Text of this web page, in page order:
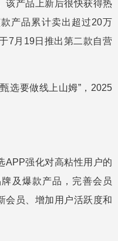
该产品上新后很快获得热
产品累计卖出超过20万
7月19日推出第二款自营
选要做线上山姆”，2025
APP强化对高粘性用户的
及爆款产品，完善会员
会员、增加用户活跃度和